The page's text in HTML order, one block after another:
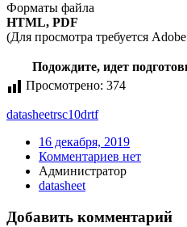
Форматы файла
HTML, PDF
(Для просмотра требуется
Подождите, идет
Просмотрено: 374
datasheetrsc10drtf
16 декабря, 2019
Комментариев нет
Администратор
datasheet
Добавить комментарий